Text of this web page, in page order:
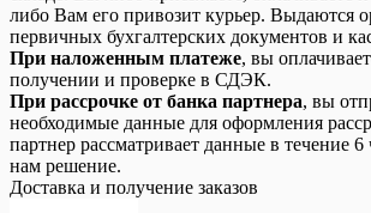
либо Вам его привозит курьер. Выдаются
первичных бухгалтерских документов и
При наложенным платеже, вы
получении и проверке в СДЭК.
При рассрочке от банка партнера, вы
необходимые данные для оформления
партнер рассматривает данные в течение
нам решение.
Доставка и получение заказов